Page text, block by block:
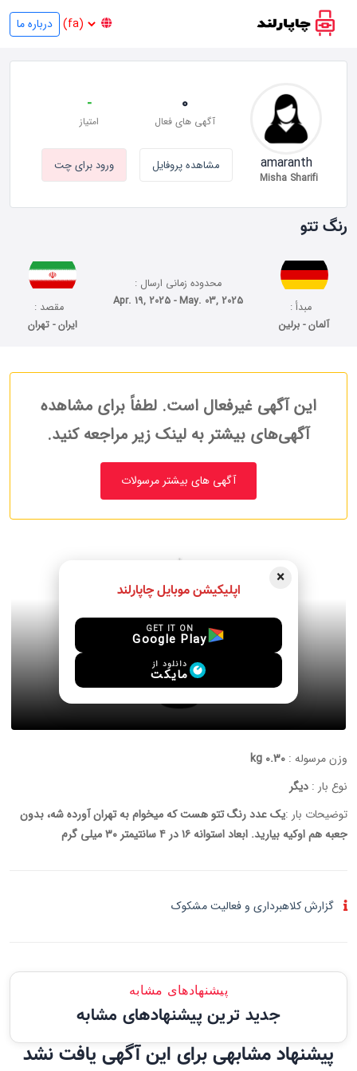
درباره ما
رنگ تتو
مبدأ :
آلمان - برلین
محدوده زمانی ارسال :
Apr. 19, 2025 - May. 03, 2025
مقصد :
ایران - تهران
amaranth
Misha Sharifi
0
آگهی های فعال
-
امتیاز
مشاهده پروفایل ورود برای چت
این آگهی غیرفعال است. لطفاً برای مشاهده
آگهی‌های بیشتر به لینک زیر مراجعه کنید.
آگهی های بیشتر مرسولات
وزن مرسوله : 0.30 kg
نوع بار : دیگر
توضیحات بار :یک عدد رنگ تتو هست که میخوام به تهران آورده شه، بدون
جعبه هم اوکیه بیارید. ابعاد استوانه ۱۶ در ۴ سانتیمتر ۳۰ میلی گرم
گزارش کلاهبرداری و فعالیت مشکوک
پیشنهادهای مشابه
جدید ترین پیشنهادهای مشابه
پیشنهاد مشابهی برای این آگهی یافت نشد
×
اپلیکیشن موبایل چاپارلند
GET IT ON
Google Play
دانلود از
مایکت